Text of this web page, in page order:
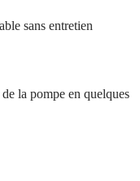
sans entretien
la pompe en quelques